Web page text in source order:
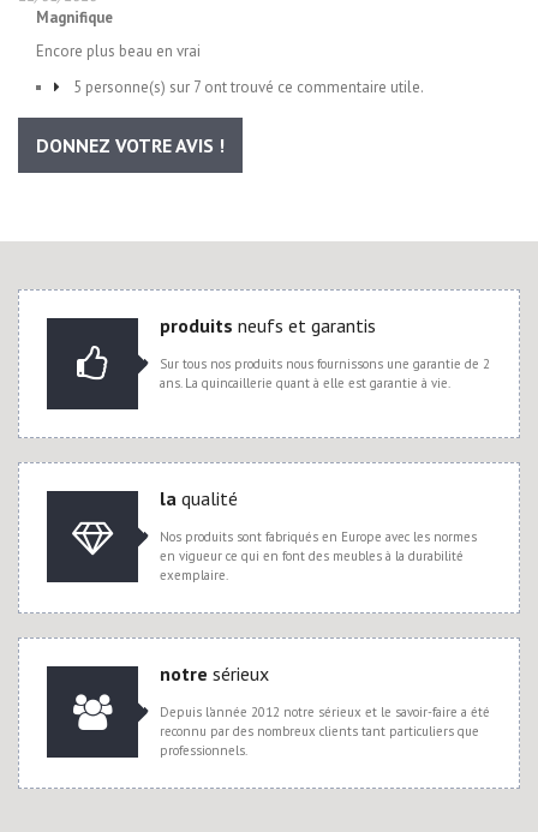
Magnifique
Encore plus beau en vrai
5 personne(s) sur 7 ont trouvé ce commentaire utile.
DONNEZ VOTRE AVIS !
produits neufs et garantis
Sur tous nos produits nous fournissons une garantie de 2
ans. La quincaillerie quant à elle est garantie à vie.
la qualité
Nos produits sont fabriqués en Europe avec les normes
en vigueur ce qui en font des meubles à la durabilité
exemplaire.
notre sérieux
Depuis l'année 2012 notre sérieux et le savoir-faire a été
reconnu par des nombreux clients tant particuliers que
professionnels.